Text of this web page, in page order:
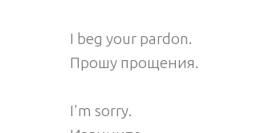
I beg your pardon.
Прошу прощения.
I'm sorry.